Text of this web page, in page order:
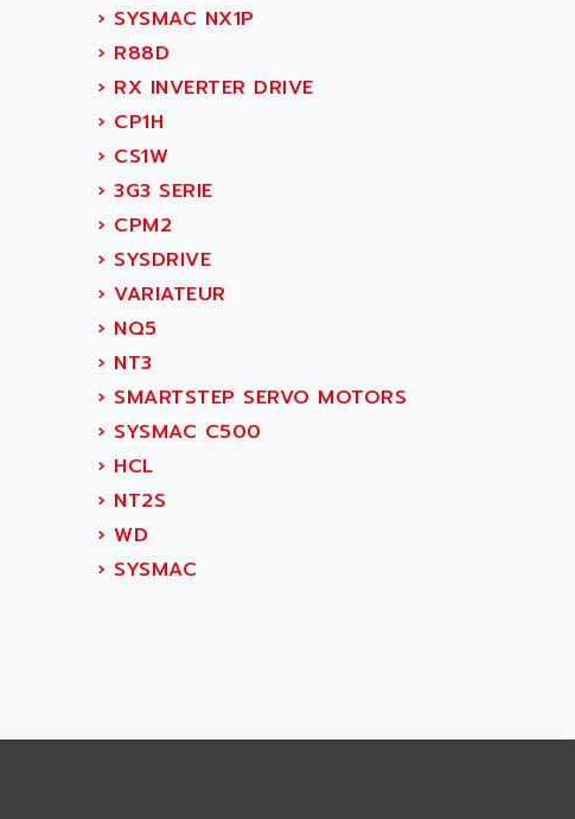
› SYSMAC NX1P
› R88D
› RX INVERTER DRIVE
› CP1H
› CS1W
› 3G3 SERIE
› CPM2
› SYSDRIVE
› VARIATEUR
› NQ5
› NT3
› SMARTSTEP SERVO MOTORS
› SYSMAC C500
› HCL
› NT2S
› WD
› SYSMAC